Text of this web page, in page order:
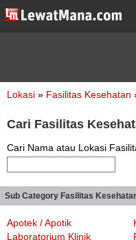
Lokasi » Fasilitas Kesehatan
Cari Fasilitas
Cari Nama atau Lokasi
Sub Category Fasilitas
Apotek / Apotik
Laboratorium Klinik